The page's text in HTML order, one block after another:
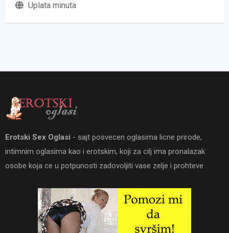
Uplata minuta
Erotski Sex Oglasi - sajt posvecen oglasima licne prirode,
intimnim oglasima kao i erotskim, koji za cilj ima pronalazak
osobe koja ce u potpunosti zadovoljiti vase zelje i prohteve